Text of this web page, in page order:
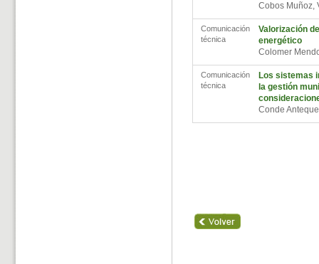
Cobos Muñoz,
Comunicación
técnica
Valorización
energético
Colomer
Comunicación
técnica
Los sistemas
la gestión
Conde